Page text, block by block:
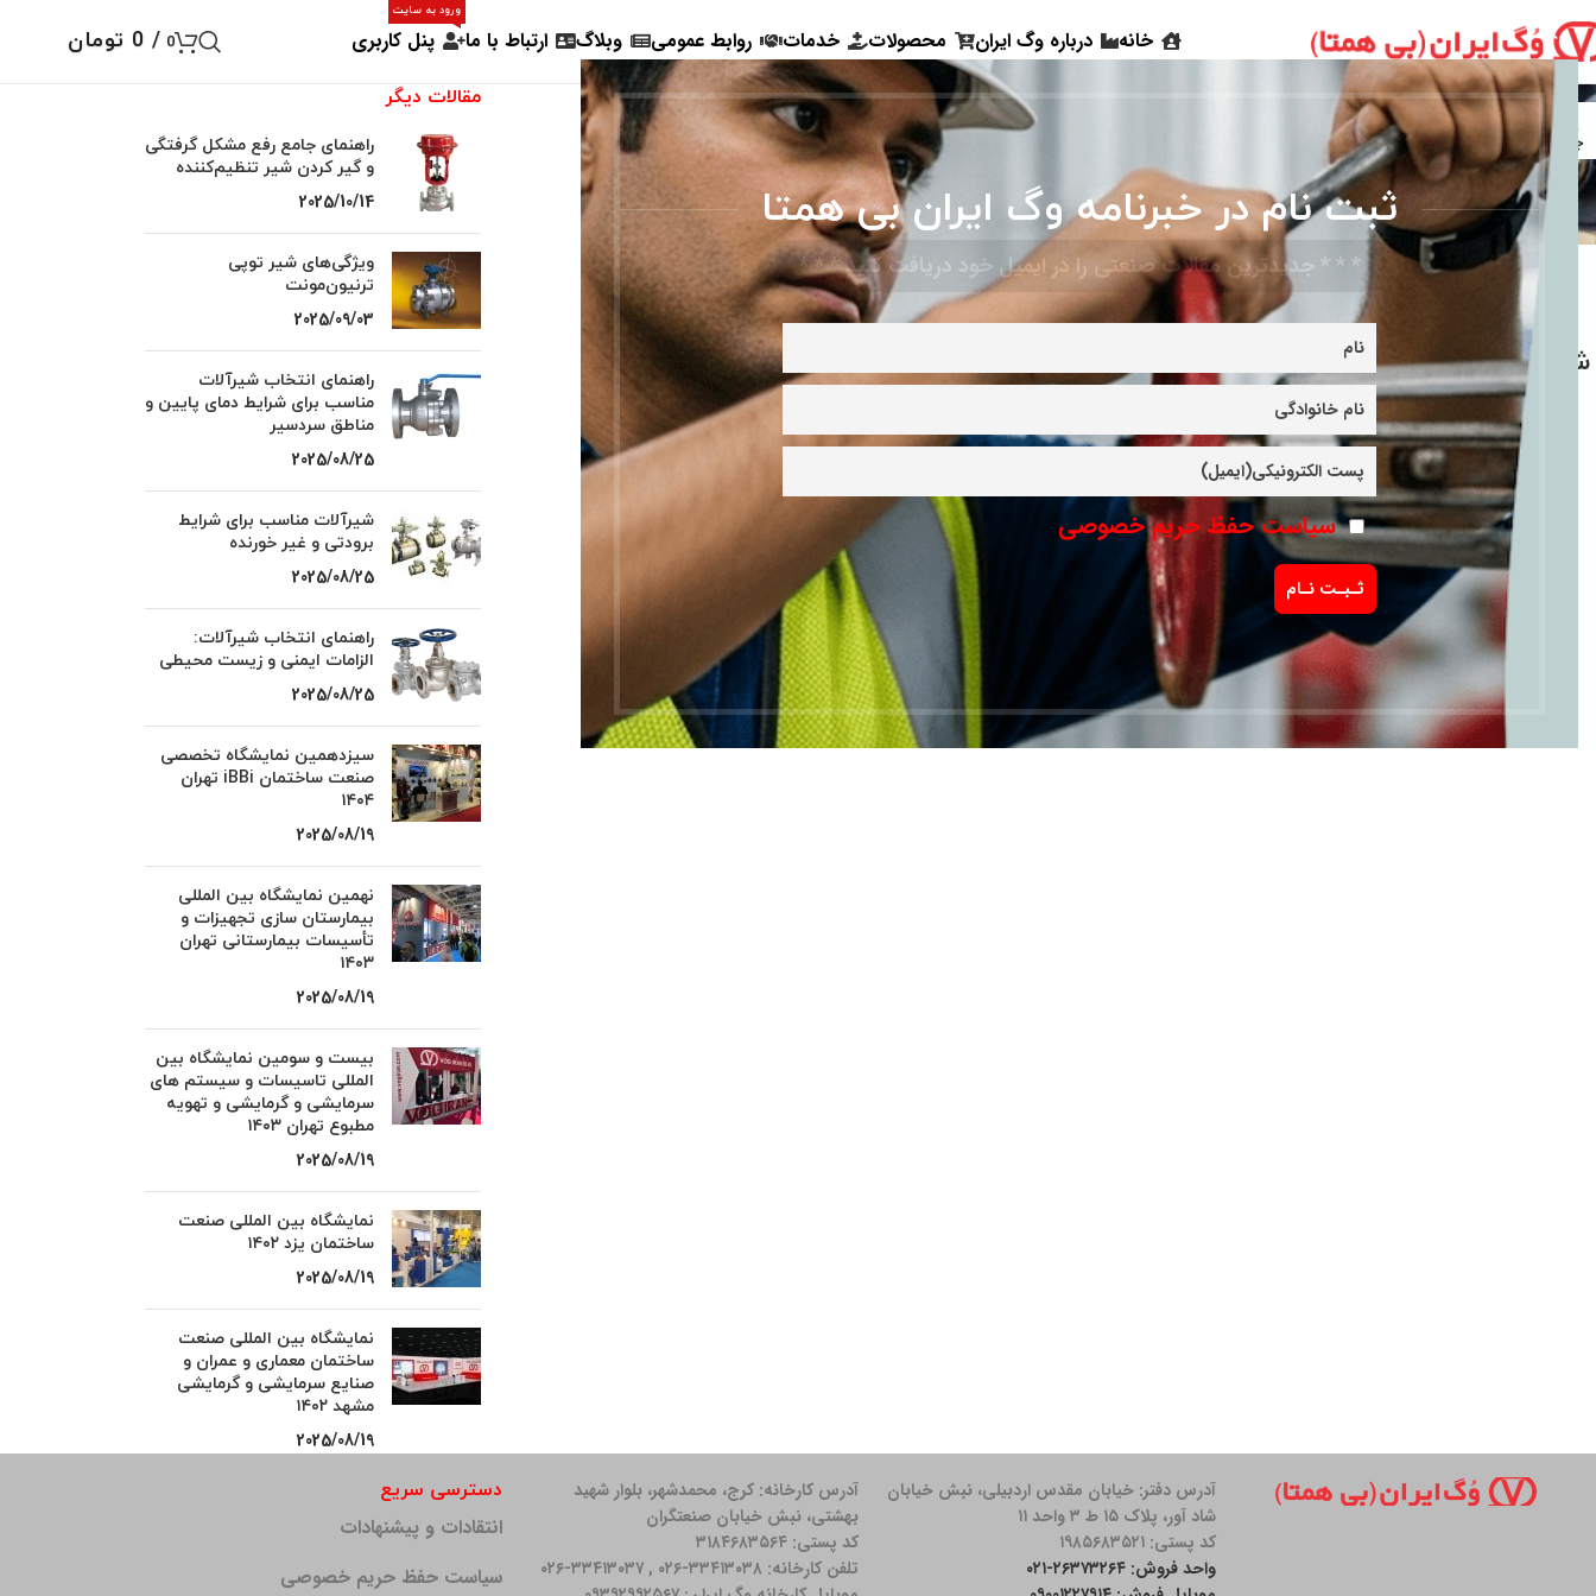
ثبت نام در خبرنامه وگ ایران بی همتا
* * * جدیدترین مقالات صنعتی را در ایمیل خود دریافت کنید * * *
سیاست حفظ حریم خصوصی
خانه درباره وگ ایران محصولات خدمات روابط عمومی وبلاگ ارتباط با ما پنل کاربری
ورود به سایت
0
/
0 تومان
28
جولای
۹ راهکار کلیدی برای
جلوگیری از خوردگی
شیرآلات (بخش سوم)
ادامه مطلب
۹ راهکار کلیدی برای
جلوگیری از خوردگی
شیرآلات (بخش دوم)
ادامه مطلب
مقالات دیگر
راهنمای جامع رفع مشکل گرفتگی
و گیر کردن شیر تنظیم‌کننده
2025/10/14
ویژگی‌های شیر توپی
ترنیون‌مونت
2025/09/03
راهنمای انتخاب شیرآلات
مناسب برای شرایط دمای پایین و
مناطق سردسیر
2025/08/25
شیرآلات مناسب برای شرایط
برودتی و غیر خورنده
2025/08/25
راهنمای انتخاب شیرآلات:
الزامات ایمنی و زیست محیطی
2025/08/25
سیزدهمین نمایشگاه تخصصی
صنعت ساختمان iBBi تهران
۱۴۰۴
2025/08/19
نهمین نمایشگاه بین المللی
بیمارستان سازی تجهیزات و
تأسیسات بیمارستانی تهران
۱۴۰۳
2025/08/19
بیست و سومین نمایشگاه بین
المللی تاسیسات و سیستم های
سرمایشی و گرمایشی و تهویه
مطبوع تهران ۱۴۰۳
2025/08/19
نمایشگاه بین المللی صنعت
ساختمان یزد ۱۴۰۲
2025/08/19
نمایشگاه بین المللی صنعت
ساختمان معماری و عمران و
صنایع سرمایشی و گرمایشی
مشهد ۱۴۰۲
2025/08/19
آدرس دفتر: خیابان مقدس اردبیلی، نبش خیابان
شاد آور، پلاک ۱۵ ط ۳ واحد ۱۱
کد پستی: ۱۹۸۵۶۸۳۵۲۱
واحد فروش: ۲۶۳۷۳۲۶۴-۰۲۱
آدرس کارخانه: كرج، محمدشهر، بلوار شهید
بهشتی، نبش خیابان صنعتگران
کد پستی: ۳۱۸۴۶۸۳۵۶۴
تلفن کارخانه: ۳۳۴۱۳۰۳۸-۰۲۶ , ۳۳۴۱۳۰۳۷-۰۲۶
دسترسی سریع
انتقادات و پیشنهادات
سیاست حفظ حریم خصوصی